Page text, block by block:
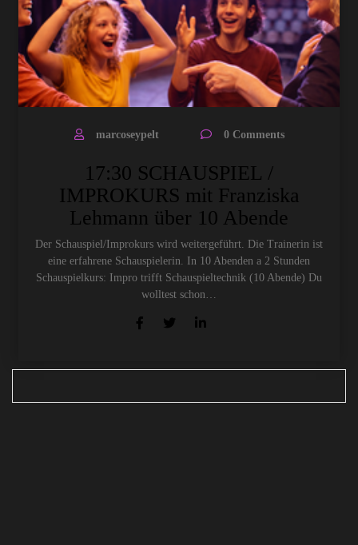
marcoseypelt 0 Comments
17:30 SCHAUSPIEL /
IMPROKURS mit Franziska
Lehmann über 10 Abende
Der Schauspiel/Improkurs wird weitergeführt. Die Trainerin ist
eine erfahrene Schauspielerin. In 10 Abenden a 2 Stunden
Schauspielkurs: Impro trifft Schauspieltechnik (10 Abende) Du
wolltest schon…